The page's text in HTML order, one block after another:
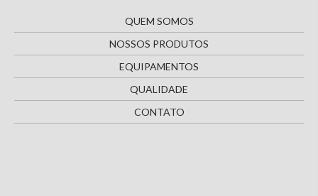
QUEM SOMOS
NOSSOS PRODUTOS
EQUIPAMENTOS
QUALIDADE
CONTATO